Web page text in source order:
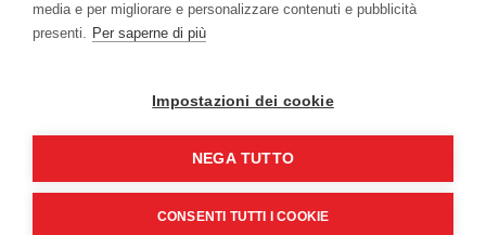
Ricevi le nostre novità e le offerte speciali
le info di contatto nelle note legali.
 Accetto le condizioni generali e la politica di riservatezza
© 2026 - LA CANTINA DEL BARBERA - VISCONTI SAS - P.I.
media e per migliorare e personalizzare contenuti e pubblicità
presenti. Per saperne di più
Impostazioni dei cookie
NEGA TUTTO
CONSENTI TUTTI I COOKIE